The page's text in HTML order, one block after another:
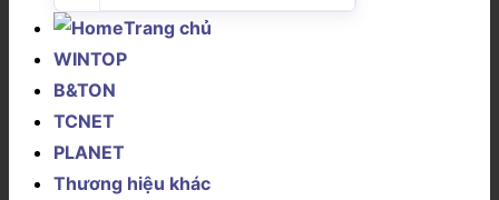
Trang chủ
WINTOP
B&TON
TCNET
PLANET
Thương hiệu khác